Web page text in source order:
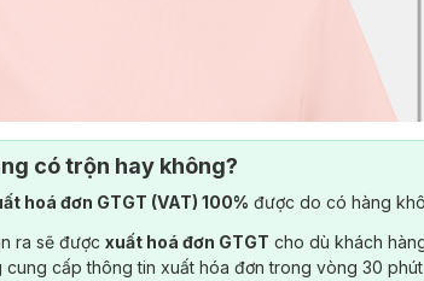
có trộn hay không?
hoá đơn GTGT (VAT) 100% được do có hàng
ra sẽ được xuất hoá đơn GTGT cho dù khách
cấp thông tin xuất hóa đơn trong vòng 30